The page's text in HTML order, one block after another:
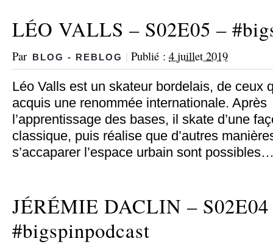
LÉO VALLS – S02E05 –
Par BLOG - REBLOG | Publié : 4 juillet 2019
Léo Valls est un skateur bordelais, de ceux
acquis une renommée internationale. Après
l’apprentissage des bases, il skate d’une
classique, puis réalise que d’autres
s’accaparer l’espace urbain sont
JÉRÉMIE DACLIN –
#bigspinpodcast